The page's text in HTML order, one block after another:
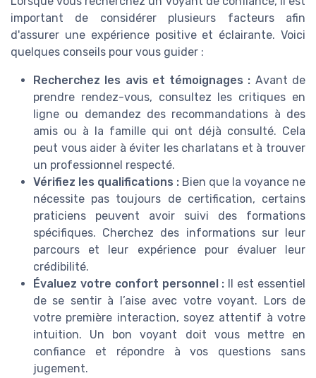
important de considérer plusieurs facteurs afin
d'assurer une expérience positive et éclairante. Voici
quelques conseils pour vous guider :
Recherchez les avis et témoignages : Avant de
prendre rendez-vous, consultez les critiques en
ligne ou demandez des recommandations à des
amis ou à la famille qui ont déjà consulté. Cela
peut vous aider à éviter les charlatans et à trouver
un professionnel respecté.
Vérifiez les qualifications : Bien que la voyance ne
nécessite pas toujours de certification, certains
praticiens peuvent avoir suivi des formations
spécifiques. Cherchez des informations sur leur
parcours et leur expérience pour évaluer leur
crédibilité.
Évaluez votre confort personnel : Il est essentiel
de se sentir à l’aise avec votre voyant. Lors de
votre première interaction, soyez attentif à votre
intuition. Un bon voyant doit vous mettre en
confiance et répondre à vos questions sans
jugement.